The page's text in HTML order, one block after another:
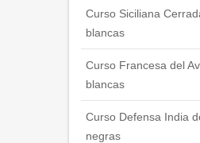
Curso Siciliana
blancas
Curso Francesa del
blancas
Curso Defensa India
negras